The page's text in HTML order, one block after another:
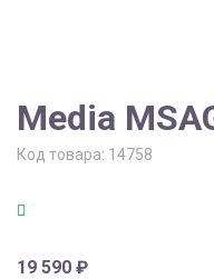
Media
Код товара: 14758
19 590 ₽